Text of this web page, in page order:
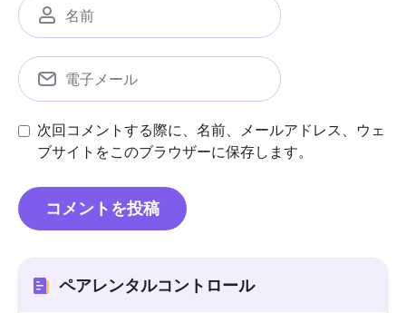
次回コメントする際に、名前、メールアドレス、ウェ
ブサイトをこのブラウザーに保存します。
ペアレンタルコントロール